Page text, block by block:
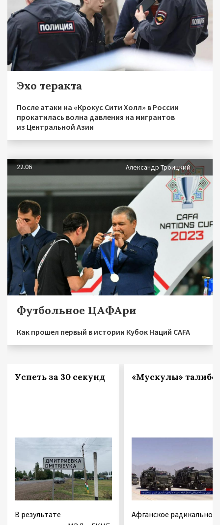
Эхо теракта
После атаки на «Крокус Сити Холл» в России
прокатилась волна давления на мигрантов
из Центральной Азии
22.06 Александр Троицкий
Футбольное ЦАФАри
Как прошел первый в истории Кубок Наций CAFA
Успеть за 30 секунд
В результате
«Мускулы»
Афганское радикальное